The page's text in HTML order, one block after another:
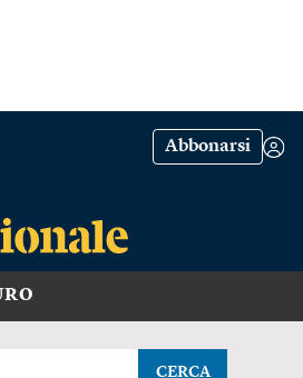
Abbonarsi
CERCA